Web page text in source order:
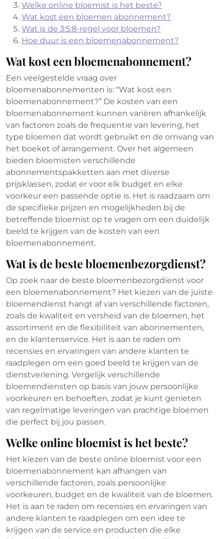
Welke online bloemist is het beste?
Wat kost een bloemen abonnement?
Wat is de 3:5:8-regel voor bloemen?
Hoe duur is een bloemenabonnement?
Wat kost een bloemenabonnement?
Een veelgestelde vraag over
bloemenabonnementen is: “Wat kost een
bloemenabonnement?” De kosten van een
bloemenabonnement kunnen variëren afhankelijk
van factoren zoals de frequentie van levering, het
type bloemen dat wordt gebruikt en de omvang van
het boeket of arrangement. Over het algemeen
bieden bloemisten verschillende
abonnementspakketten aan met diverse
prijsklassen, zodat er voor elk budget en elke
voorkeur een passende optie is. Het is raadzaam om
de specifieke prijzen en mogelijkheden bij de
betreffende bloemist op te vragen om een duidelijk
beeld te krijgen van de kosten van een
bloemenabonnement.
Wat is de beste bloemenbezorgdienst?
Op zoek naar de beste bloemenbezorgdienst voor
een bloemenabonnement? Het kiezen van de juiste
bloemendienst hangt af van verschillende factoren,
zoals de kwaliteit en versheid van de bloemen, het
assortiment en de flexibiliteit van abonnementen,
en de klantenservice. Het is aan te raden om
recensies en ervaringen van andere klanten te
raadplegen om een goed beeld te krijgen van de
dienstverlening. Vergelijk verschillende
bloemendiensten op basis van jouw persoonlijke
voorkeuren en behoeften, zodat je kunt genieten
van regelmatige leveringen van prachtige bloemen
die perfect bij jou passen.
Welke online bloemist is het beste?
Het kiezen van de beste online bloemist voor een
bloemenabonnement kan afhangen van
verschillende factoren, zoals persoonlijke
voorkeuren, budget en de kwaliteit van de bloemen.
Het is aan te raden om recensies en ervaringen van
andere klanten te raadplegen om een idee te
krijgen van de service en producten die elke